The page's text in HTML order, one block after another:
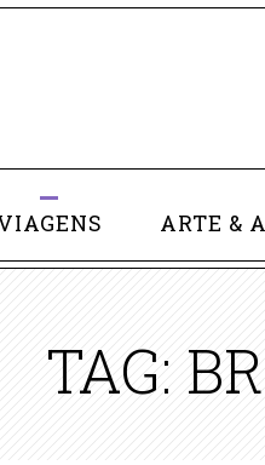
ARTE &
TAG: